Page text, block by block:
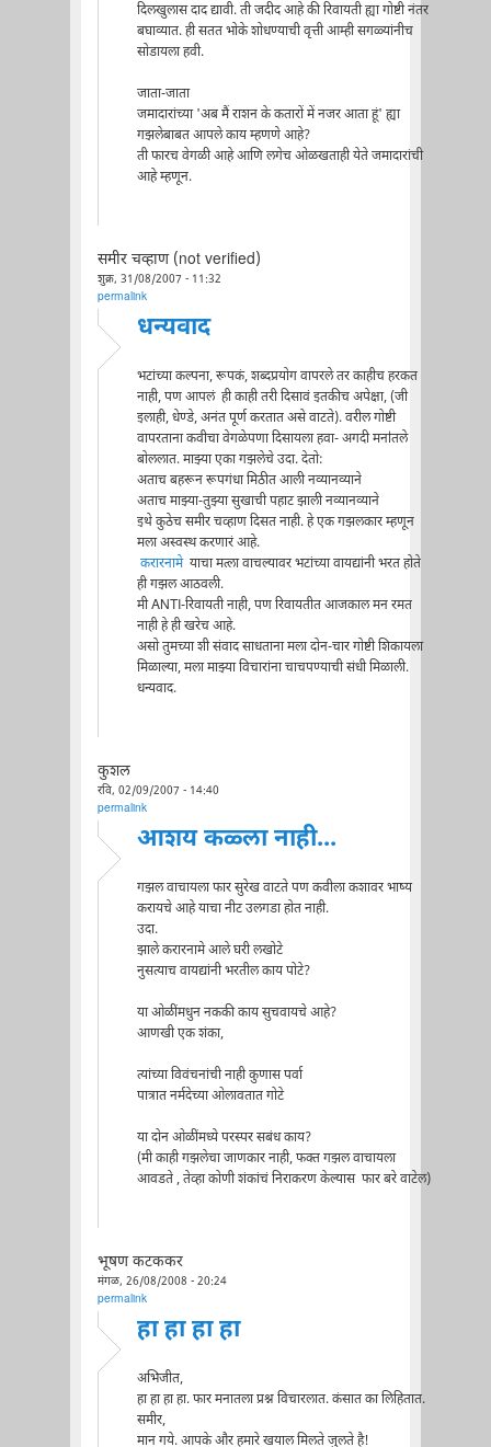
दिलखुलास दाद द्यावी. ती जदीद आहे की रिवायती ह्या गोष्टी नंतर
बघाव्यात. ही सतत भोके शोधण्याची वृत्ती आम्ही सगळ्यांनीच
सोडायला हवी.
जाता-जाता
जमादारांच्या 'अब मैं राशन के कतारों में नजर आता हूं' ह्या
गझलेबाबत आपले काय म्हणणे आहे?
ती फारच वेगळी आहे आणि लगेच ओळखताही येते जमादारांची
आहे म्हणून.
समीर चव्हाण (not verified)
शुक्र, 31/08/2007 - 11:32
permalink
धन्यवाद
भटांच्या कल्पना, रूपकं, शब्दप्रयोग वापरले तर काहीच हरकत
नाही, पण आपलं ही काही तरी दिसावं इतकीच अपेक्षा, (जी
इलाही, धेण्डे, अनंत पूर्ण करतात असे वाटते). वरील गोष्टी
वापरताना कवीचा वेगळेपणा दिसायला हवा- अगदी मना॑तले
बोललात. माझ्या एका गझलेचे उदा. देतो:
अताच बहरून रूपगंधा मिठीत आली नव्यानव्याने
अताच माझ्या-तुझ्या सुखाची पहाट झाली नव्यानव्याने
इथे कुठेच समीर चव्हाण दिसत नाही. हे एक गझलकार म्हणून
मला अस्वस्थ करणारं आहे.
करारनामेयाचा मत्ला वाचल्यावर भटांच्या वायद्यांनी भरत होते
ही गझल आठवली.
मी ANTI-रिवायती नाही, पण रिवायतीत आजकाल मन रमत
नाही हे ही खरेच आहे.
असो तुमच्या शी संवाद साधताना मला दोन-चार गोष्टी शिकायला
मिळाल्या, मला माझ्या विचारांना चाचपण्याची संधी मिळाली.
धन्यवाद.
कुशल
रवि, 02/09/2007 - 14:40
permalink
आशय कळ्ला नाही...
गझल वाचायला फार सुरेख वाटते पण कवीला कशावर भाष्य
करायचे आहे याचा नीट उलगडा होत नाही.
उदा.
झाले करारनामे आले घरी लखोटे
नुसत्याच वायद्यांनी भरतील काय पोटे?
या ओळींमधुन नककी काय सुचवायचे आहे?
आणखी एक शंका,
त्यांच्या विवंचनांची नाही कुणास पर्वा
पात्रात नर्मदेच्या ओलावतात गोटे
या दोन ओळींमध्ये परस्पर सबंध काय?
(मी काही गझलेचा जाणकार नाही, फक्त गझल वाचायला
आवडते , तेव्हा कोणी शंकांचं निराकरण केल्यास फार बरे वाटेल)
भूषण कटककर
मंगळ, 26/08/2008 - 20:24
permalink
हा हा हा हा
अभिजीत,
हा हा हा हा. फार मनातला प्रश्न विचारलात. कंसात का लिहितात.
समीर,
मान गये. आपके और हमारे खयाल मिलते जुलते है!